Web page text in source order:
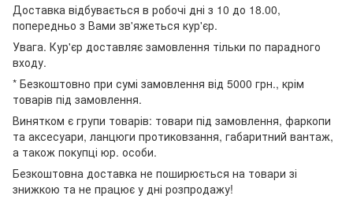
Доставка відбувається в робочі дні з 10 до 18.00,
попередньо з Вами зв'яжеться кур'єр.
Увага. Кур'єр доставляє замовлення тільки по парадного
входу.
* Безкоштовно при сумі замовлення від 5000 грн., крім
товарів під замовлення.
Винятком є групи товарів: товари під замовлення, фаркопи
та аксесуари, ланцюги протиковзання, габаритний вантаж,
а також покупці юр. особи.
Безкоштовна доставка не поширюється на товари зі
знижкою та не працює у дні розпродажу!